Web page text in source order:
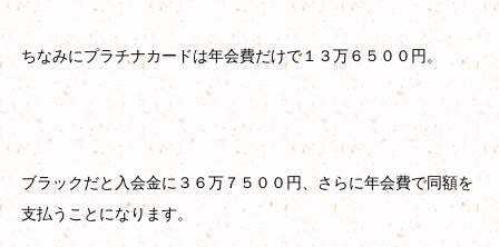
ちなみにプラチナカードは年会費だけで１３万６５００円。
ブラックだと入会金に３６万７５００円、さらに年会費で同額を
支払うことになります。